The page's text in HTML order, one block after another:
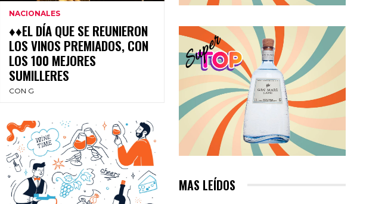
NACIONALES
♦♦EL DÍA QUE SE REUNIERON
LOS VINOS PREMIADOS, CON
LOS 100 MEJORES
SUMILLERES
CON G
MAS LEÍDOS